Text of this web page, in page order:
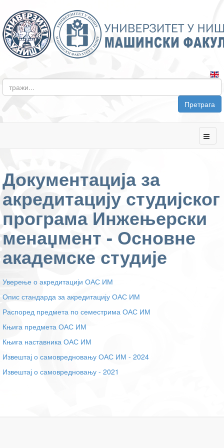
Претрага
Документација за
акредитацију студијског
програма Инжењерски
менаџмент - Основне
академске студије
Уверење о акредитацији ОАС ИМ
Опис стандарда за акредитацију ОАС ИМ
Распоред предмета по семестрима ОАС ИМ
Књига предмета ОАС ИМ
Књига наставника ОАС ИМ
Извештај о самовредновању ОАС ИМ - 2024
Извештај о самовредновању - 2021